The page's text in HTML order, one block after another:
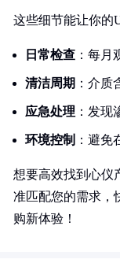
这些细节能让你的
日常检查 ：每
清洁周期 ：介质
应急处理 ：发
环境控制 ：避
想要高效找到心仪
准匹配您的需求，
购新体验！